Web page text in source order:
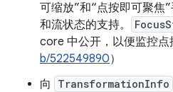
可缩放”和“点按即可聚焦
和流状态的支持。
core 中公开，以便监控点
b/522549890）
向
TransformationInfo